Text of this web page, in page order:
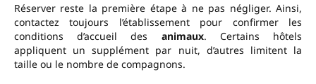
Réserver reste la première étape à ne pas négliger. Ainsi,
contactez toujours l’établissement pour confirmer les
conditions d’accueil des animaux. Certains hôtels
appliquent un supplément par nuit, d’autres limitent la
taille ou le nombre de compagnons.